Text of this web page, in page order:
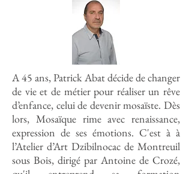
A 45 ans, Patrick Abat décide de changer
de vie et de métier pour réaliser un rêve
d’enfance, celui de devenir mosaïste. Dès
lors, Mosaïque rime avec renaissance,
expression de ses émotions. C'est à à
l’Atelier d’Art Dzibilnocac de Montreuil
sous Bois, dirigé par Antoine de Crozé,